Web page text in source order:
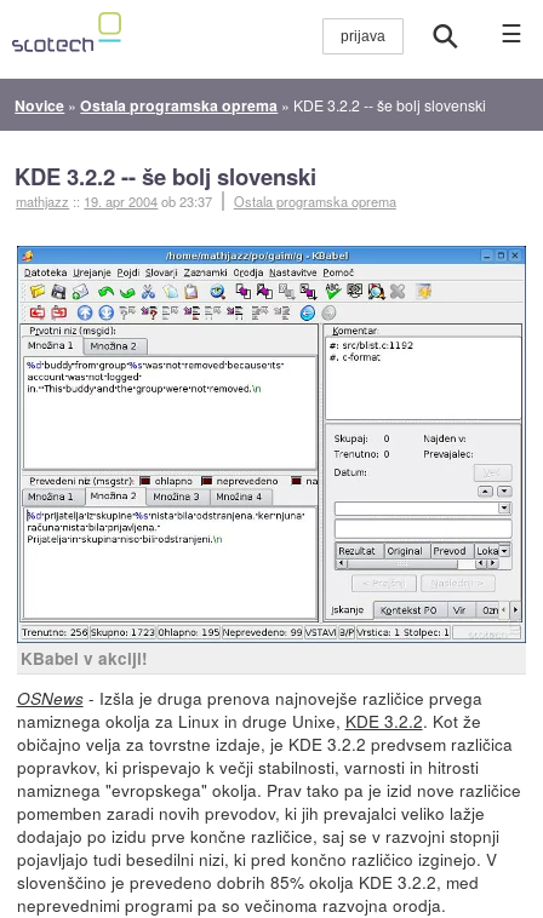
☰
Novice »Ostala programska oprema » KDE 3.2.2 -- še bolj slovenski
KDE 3.2.2 -- še bolj slovenski
mathjazz :: 19. apr 2004ob 23:37 Ostala programska oprema
KBabel v akciji!
OSNews- Izšla je druga prenova najnovejše različice prvega
namiznega okolja za Linux in druge Unixe, KDE 3.2.2. Kot že
običajno velja za tovrstne izdaje, je KDE 3.2.2 predvsem različica
popravkov, ki prispevajo k večji stabilnosti, varnosti in hitrosti
namiznega "evropskega" okolja. Prav tako pa je izid nove različice
pomemben zaradi novih prevodov, ki jih prevajalci veliko lažje
dodajajo po izidu prve končne različice, saj se v razvojni stopnji
pojavljajo tudi besedilni nizi, ki pred končno različico izginejo. V
slovenščino je prevedeno dobrih 85% okolja KDE 3.2.2, med
neprevednimi programi pa so večinoma razvojna orodja.